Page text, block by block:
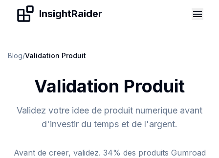
Skip to contentInsightRaider
Blog/Validation Produit
Validation Produit
Validez votre idee de produit numerique avant
d'investir du temps et de l'argent.
Avant de creer, validez. 34% des produits Gumroad